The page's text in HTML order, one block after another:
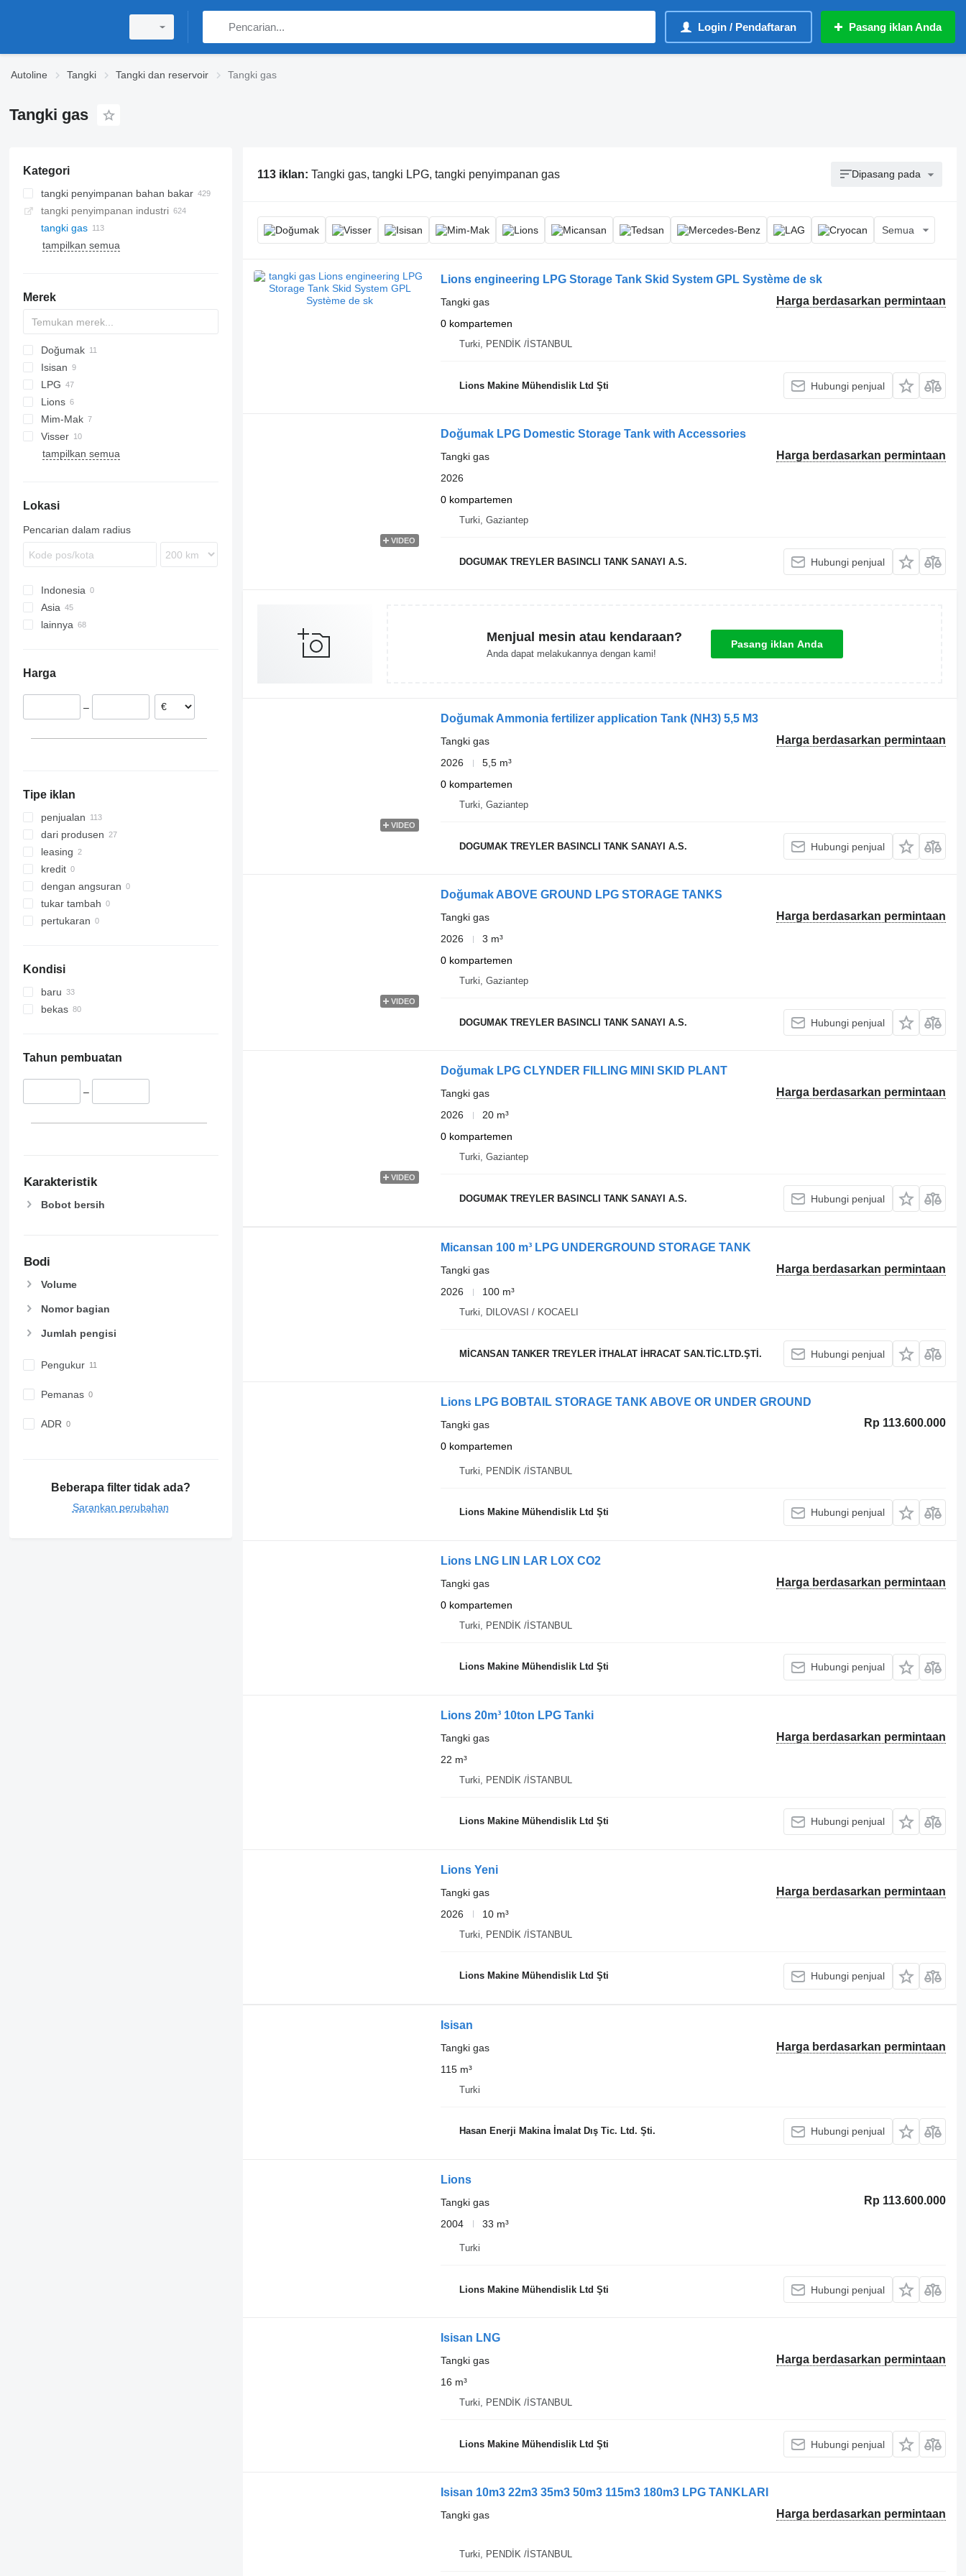
Login / Pendaftaran Pasang iklan Anda
Autoline Tangki Tangki dan reservoir Tangki gas
Tangki gas
Kategori
tangki penyimpanan bahan bakar
tangki penyimpanan industri
tangki gas
tampilkan semua
Merek
Doğumak
AMMONIA
LPG
Isisan
LPG
Lions
Mim-Mak
Visser
tampilkan semua
Lokasi
Pencarian dalam radius
Indonesia
Asia
Turki
lainnya
Ukraina
Norwegia
Harga
–
Tipe iklan
penjualan
dari produsen
leasing
kredit
dengan angsuran
tukar tambah
pertukaran
Kondisi
baru
bekas
Tahun pembuatan
–
Karakteristik
Bobot bersih
Bodi
Volume
Nomor bagian
Jumlah pengisi
Pengukur
Pemanas
ADR
Beberapa filter tidak ada?
Sarankan perubahan
113 iklan: Tangki gas, tangki LPG, tangki penyimpanan gas Dipasang pada
Semua
Lions engineering LPG Storage Tank Skid System GPL Système de sk
Harga berdasarkan permintaan
Tangki gas
0 kompartemen
Turki, PENDİK /İSTANBUL
Lions Makine Mühendislik Ltd Şti Hubungi penjual
VIDEO
Doğumak LPG Domestic Storage Tank with Accessories
Harga berdasarkan permintaan
Tangki gas
2026
0 kompartemen
Turki, Gaziantep
DOGUMAK TREYLER BASINCLI TANK SANAYI A.S. Hubungi penjual
Menjual mesin atau kendaraan?
Anda dapat melakukannya dengan kami!
Pasang iklan Anda
VIDEO
Doğumak Ammonia fertilizer application Tank (NH3) 5,5 M3
Harga berdasarkan permintaan
Tangki gas
2026
5,5 m³
0 kompartemen
Turki, Gaziantep
DOGUMAK TREYLER BASINCLI TANK SANAYI A.S. Hubungi penjual
VIDEO
Doğumak ABOVE GROUND LPG STORAGE TANKS
Harga berdasarkan permintaan
Tangki gas
2026
3 m³
0 kompartemen
Turki, Gaziantep
DOGUMAK TREYLER BASINCLI TANK SANAYI A.S. Hubungi penjual
VIDEO
Doğumak LPG CLYNDER FILLING MINI SKID PLANT
Harga berdasarkan permintaan
Tangki gas
2026
20 m³
0 kompartemen
Turki, Gaziantep
DOGUMAK TREYLER BASINCLI TANK SANAYI A.S. Hubungi penjual
Micansan 100 m³ LPG UNDERGROUND STORAGE TANK
Harga berdasarkan permintaan
Tangki gas
2026
100 m³
Turki, DILOVASI / KOCAELI
MİCANSAN TANKER TREYLER İTHALAT İHRACAT SAN.TİC.LTD.ŞTİ. Hubungi penjual
Lions LPG BOBTAIL STORAGE TANK ABOVE OR UNDER GROUND
Rp 113.600.000
Tangki gas
0 kompartemen
Turki, PENDİK /İSTANBUL
Lions Makine Mühendislik Ltd Şti Hubungi penjual
Lions LNG LIN LAR LOX CO2
Harga berdasarkan permintaan
Tangki gas
0 kompartemen
Turki, PENDİK /İSTANBUL
Lions Makine Mühendislik Ltd Şti Hubungi penjual
Lions 20m³ 10ton LPG Tanki
Harga berdasarkan permintaan
Tangki gas
22 m³
Turki, PENDİK /İSTANBUL
Lions Makine Mühendislik Ltd Şti Hubungi penjual
Lions Yeni
Harga berdasarkan permintaan
Tangki gas
2026
10 m³
Turki, PENDİK /İSTANBUL
Lions Makine Mühendislik Ltd Şti Hubungi penjual
Isisan
Harga berdasarkan permintaan
Tangki gas
115 m³
Turki
Hasan Enerji Makina İmalat Dış Tic. Ltd. Şti. Hubungi penjual
Lions
Rp 113.600.000
Tangki gas
2004
33 m³
Turki
Lions Makine Mühendislik Ltd Şti Hubungi penjual
Isisan LNG
Harga berdasarkan permintaan
Tangki gas
16 m³
Turki, PENDİK /İSTANBUL
Lions Makine Mühendislik Ltd Şti Hubungi penjual
Isisan 10m3 22m3 35m3 50m3 115m3 180m3 LPG TANKLARI
Harga berdasarkan permintaan
Tangki gas
Turki, PENDİK /İSTANBUL